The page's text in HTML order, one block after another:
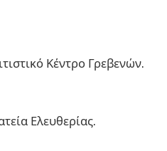
Κέντρο Γρεβενών.
Ελευθερίας.